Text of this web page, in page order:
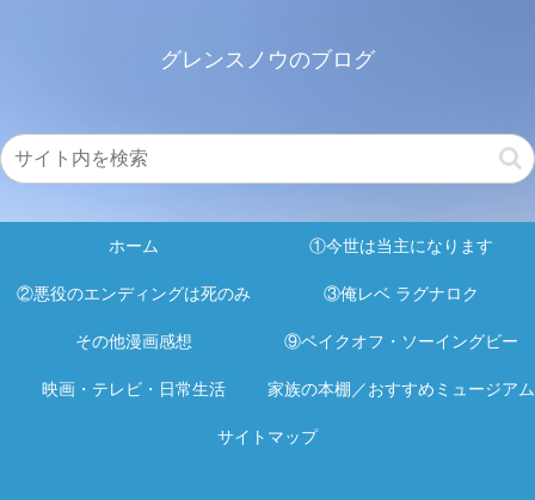
グレンスノウのブログ
ホーム ①今世は当主になります
②悪役のエンディングは死のみ ③俺レベ ラグナロク
その他漫画感想 ⑨ベイクオフ・ソーイングビー
映画・テレビ・日常生活 家族の本棚／おすすめミュージアム
サイトマップ